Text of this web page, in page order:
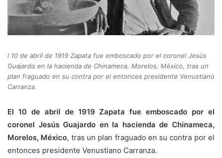
l 10 de abril de 1919 Zapata fue emboscado por el coronel Jesús
Guajardo en la hacienda de Chinameca, Morelos, México, tras un
plan fraguado en su contra por el entonces presidente Venustiano
Carranza.
El 10 de abril de 1919 Zapata fue emboscado por el
coronel Jesús Guajardo en la hacienda de Chinameca,
Morelos, México, tras un plan fraguado en su contra por el
entonces presidente Venustiano Carranza.